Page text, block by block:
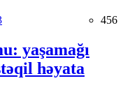
456
yaşamağı
həyata